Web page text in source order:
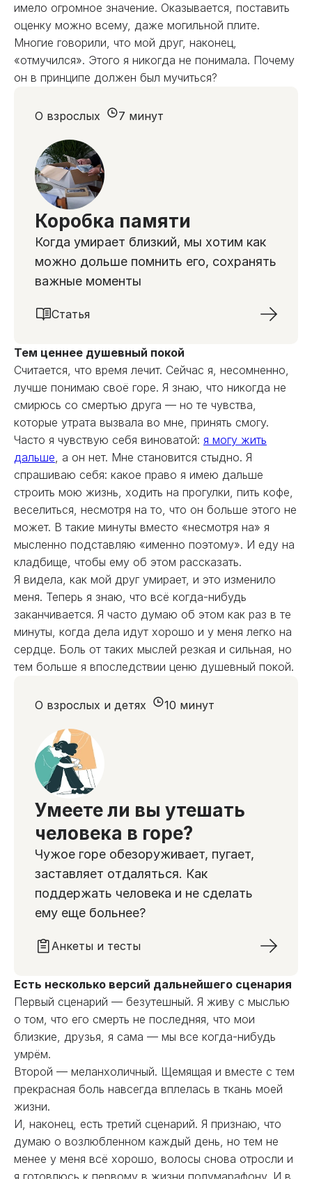
имело огромное значение. Оказывается, поставить
оценку можно всему, даже могильной плите.
Многие говорили, что мой друг, наконец,
«отмучился». Этого я никогда не понимала. Почему
он в принципе должен был мучиться?
Коробка памяти
Когда умирает близкий, мы хотим как
можно дольше помнить его, сохранять
важные моменты
О взрослых
Статья
7 минут
Тем ценнее душевный покой
Считается, что время лечит. Сейчас я, несомненно,
лучше понимаю своё горе. Я знаю, что никогда не
смирюсь со смертью друга — но те чувства,
которые утрата вызвала во мне, принять смогу.
Часто я чувствую себя виноватой: я могу жить
дальше, а он нет. Мне становится стыдно. Я
спрашиваю себя: какое право я имею дальше
строить мою жизнь, ходить на прогулки, пить кофе,
веселиться, несмотря на то, что он больше этого не
может. В такие минуты вместо «несмотря на» я
мысленно подставляю «именно поэтому». И еду на
кладбище, чтобы ему об этом рассказать.
Я видела, как мой друг умирает, и это изменило
меня. Теперь я знаю, что всё когда-нибудь
заканчивается. Я часто думаю об этом как раз в те
минуты, когда дела идут хорошо и у меня легко на
сердце. Боль от таких мыслей резкая и сильная, но
тем больше я впоследствии ценю душевный покой.
Умеете ли вы утешать
человека в горе?
Чужое горе обезоруживает, пугает,
заставляет отдаляться. Как
поддержать человека и не сделать
ему еще больнее?
О взрослых и детях
Анкеты и тесты
10 минут
Есть несколько версий дальнейшего сценария
Первый сценарий — безутешный. Я живу с мыслью
о том, что его смерть не последняя, что мои
близкие, друзья, я сама — мы все когда-нибудь
умрём.
Второй — меланхоличный. Щемящая и вместе с тем
прекрасная боль навсегда вплелась в ткань моей
жизни.
И, наконец, есть третий сценарий. Я признаю, что
думаю о возлюбленном каждый день, но тем не
менее у меня всё хорошо, волосы снова отросли и
я готовлюсь к первому в жизни полумарафону. И в